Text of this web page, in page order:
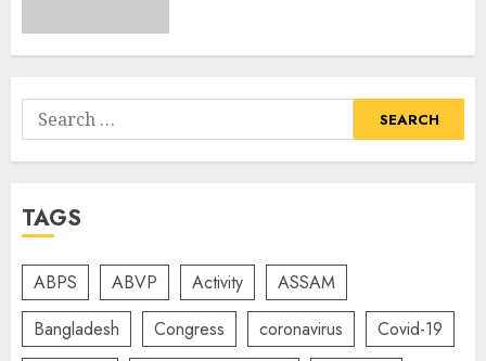
Search
for:
TAGS
ABPS ABVP Activity
ASSAM
Bangladesh
Congress coronavirus
Covid-19